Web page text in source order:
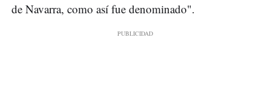
de Navarra, como así fue denominado".